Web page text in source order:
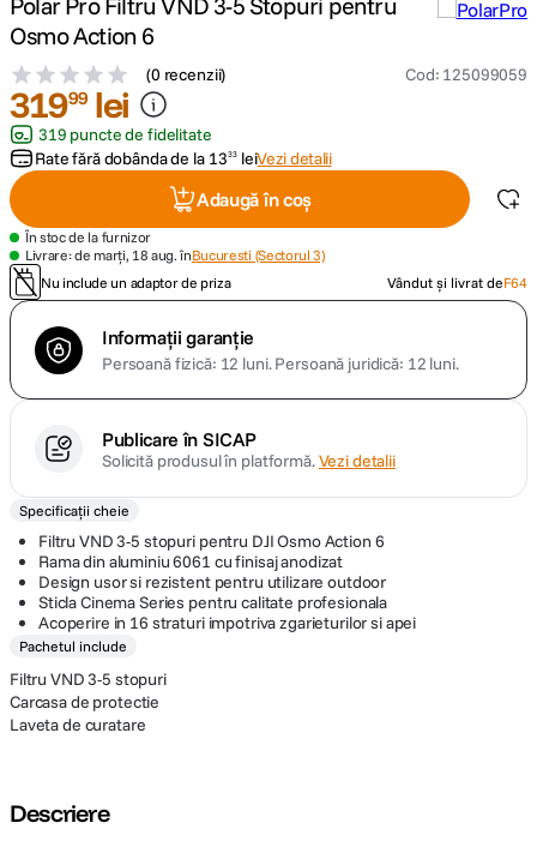
4
canon sx740 hs
6. lavaliera
card memorie
8. ulanzi
9. insta 360
10. godox
Osmo Action 6
(0 recenzii) Cod: 125099059
31999 lei
319 puncte de fidelitate
Rate fără dobânda de la 1333 leiVezi detalii
Adaugă în coș
În stoc de la furnizor
Livrare: de marți, 18 aug. înBucuresti (Sectorul 3)
Nu include un adaptor de priza
Vândut și livrat deF64
Informații garanție
Persoană fizică: 12 luni.Persoană juridică: 12 luni.
Publicare în SICAP
Solicită produsul în platformă.Vezi detalii
Specificații cheie
Filtru VND 3-5 stopuri pentru DJI Osmo Action 6
Rama din aluminiu 6061 cu finisaj anodizat
Design usor si rezistent pentru utilizare outdoor
Sticla Cinema Series pentru calitate profesionala
Acoperire in 16 straturi impotriva zgarieturilor si apei
Pachetul include
Filtru VND 3-5 stopuri
Carcasa de protectie
Laveta de curatare
Descriere